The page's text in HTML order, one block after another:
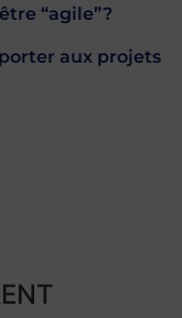
“agile”?
aux projets